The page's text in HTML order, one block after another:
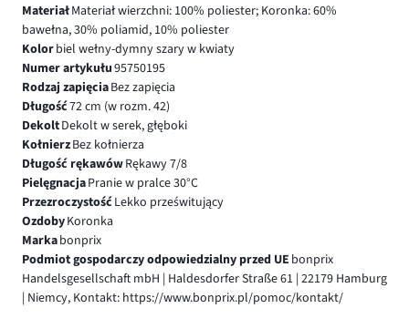
MateriałMateriał wierzchni: 100% poliester; Koronka: 60%
bawełna, 30% poliamid, 10% poliester
Kolorbiel wełny-dymny szary w kwiaty
Numer artykułu95750195
Rodzaj zapięciaBez zapięcia
Długość72 cm (w rozm. 42)
DekoltDekolt w serek, głęboki
KołnierzBez kołnierza
Długość rękawówRękawy 7/8
PielęgnacjaPranie w pralce 30°C
PrzezroczystośćLekko prześwitujący
OzdobyKoronka
Markabonprix
Podmiot gospodarczy odpowiedzialny przed UE bonprix
Handelsgesellschaft mbH | Haldesdorfer Straße 61 | 22179 Hamburg
| Niemcy, Kontakt: https://www.bonprix.pl/pomoc/kontakt/